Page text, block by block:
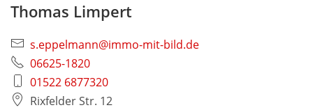
Thomas Limpert
s.eppelmann@immo-mit-bild.de
06625-1820
01522 6877320
Rixfelder Str. 12